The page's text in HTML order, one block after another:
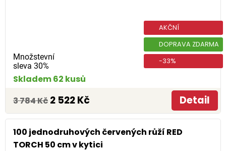
Množstevní
sleva 30%
AKČNÍ
DOPRAVA ZDARMA
-33%
Skladem 62 kusů
3 784 Kč 2 522 Kč Detail
100 jednodruhových červených růží RED
TORCH 50 cm v kytici